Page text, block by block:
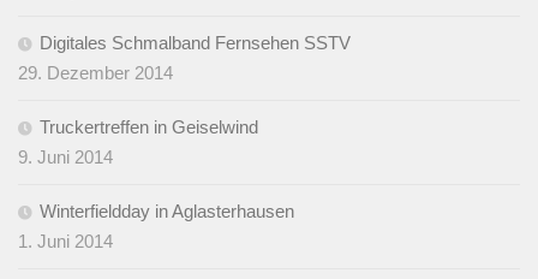
Digitales Schmalband Fernsehen SSTV
29. Dezember 2014
Truckertreffen in Geiselwind
9. Juni 2014
Winterfieldday in Aglasterhausen
1. Juni 2014